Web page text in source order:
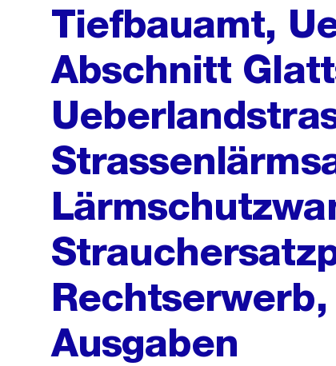
Tiefbauamt,
Abschnitt
Ausgaben